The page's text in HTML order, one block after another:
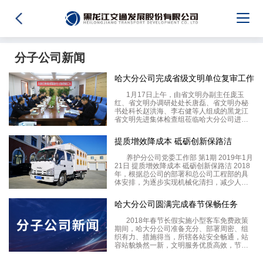
分子公司新闻
哈大分公司完成省级文明单位复审工作
1月17日上午，由省文明办副主任庞玉
红、省文明办调研处处长唐磊、省文明办秘
书处科长赵洪海、李右健等人组成的黑龙江
省文明先进集体检查组莅临哈大分公司进行
交通厅及总公司相关领导陪同检查。分公司
刘鲲经理向检查组介绍了公司发展的总体情
况，汇报了四
提质增效降成本 砥砺创新保路洁
养护分公司党委工作部 第1期 2019年1月
21日 提质增效降成本 砥砺创新保路洁 2018
年，根据总公司的部署和总公司工程部的具
体安排，为逐步实现机械化清扫，减少人力
观，达到优质服务的要求，养护分公司革新
了应用20多年的传统人工保
哈大分公司圆满完成春节保畅任务
2018年春节长假实施小型客车免费政策
期间，哈大分公司准备充分、部署周密、组
织有力、措施得当，所辖各站安全畅通，站
容站貌焕然一新，文明服务优质高效，节日